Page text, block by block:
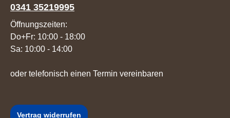
0341 35219995
Öffnungszeiten:
Do+Fr: 10:00 - 18:00
Sa: 10:00 - 14:00
oder telefonisch einen Termin vereinbaren
Vertrag widerrufen